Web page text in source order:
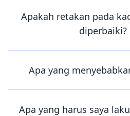
Apakah retakan pada
diperbaiki?
Apa yang
Apa yang harus saya